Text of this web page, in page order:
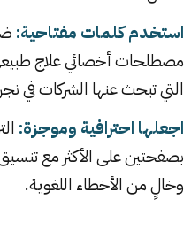
استخدم كلمات مفتاحية:
مصطلحات أخصائي علاج
التي تبحث عنها الشركات في
اجعلها احترافية وموجزة:
بصفحتين على الأكثر مع
وخالٍ من الأخطاء اللغوية.